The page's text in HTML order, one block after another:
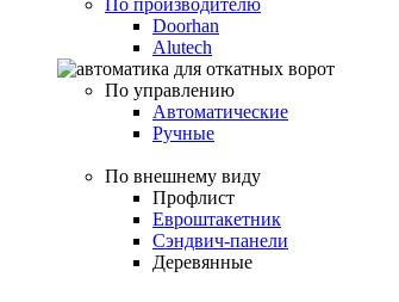
Doorhan
Alutech
По управлению
Автоматические
Ручные
По внешнему виду
Профлист
Евроштакетник
Сэндвич-панели
Деревянные